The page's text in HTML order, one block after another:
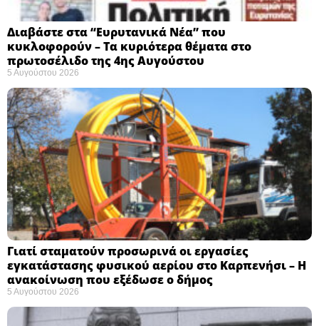
Διαβάστε στα “Ευρυτανικά Νέα” που
κυκλοφορούν – Τα κυριότερα θέματα στο
πρωτοσέλιδο της 4ης Αυγούστου
5 Αυγούστου 2026
Γιατί σταματούν προσωρινά οι εργασίες
εγκατάστασης φυσικού αερίου στο Καρπενήσι – Η
ανακοίνωση που εξέδωσε ο δήμος
5 Αυγούστου 2026